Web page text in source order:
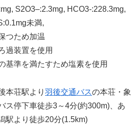
S2O3–:2.3mg, HCO3-:228.3mg,
未満,
つため加温
過装置を使用
基準を満たすため塩素を使用
本荘駅より 羽後交通バスの本荘・象
ス停下車徒歩3～4分(約300m)、あ
駅より徒歩20分(1.5km)